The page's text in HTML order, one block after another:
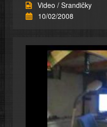
Video / Srandičky
10/02/2008